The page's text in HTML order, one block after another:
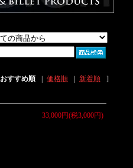
おすすめ順 価格順 新着順
]
33,000円(税3,000円)